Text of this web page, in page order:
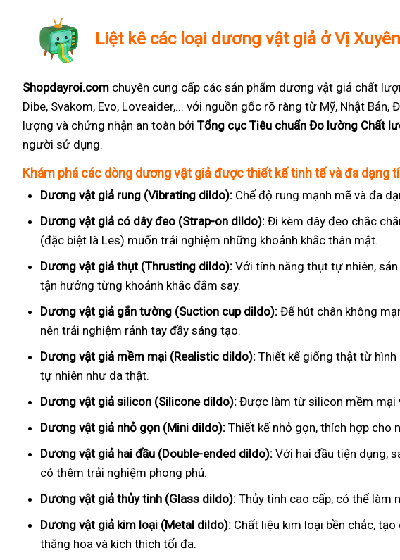
Liệt kê các loại dương vật giả ở Vị
Shopdayroi.com chuyên cung cấp các sản phẩm dương vật giả chất
Dibe, Svakom, Evo, Loveaider,... với nguồn gốc rõ ràng từ Mỹ, Nhật
lượng và chứng nhận an toàn bởi Tổng cục Tiêu chuẩn Đo lường Chất
người sử dụng.
Khám phá các dòng dương vật giả được thiết kế tinh tế và đa dạng
Dương vật giả rung (Vibrating dildo): Chế độ rung mạnh mẽ và đa
Dương vật giả có dây đeo (Strap-on dildo): Đi kèm dây đeo chắc
(đặc biệt là Les) muốn trải nghiệm những khoảnh khắc thân mật.
Dương vật giả thụt (Thrusting dildo): Với tính năng thụt tự nhiên,
tận hưởng từng khoảnh khắc đắm say.
Dương vật giả gắn tường (Suction cup dildo): Đế hút chân không
nên trải nghiệm rảnh tay đầy sáng tạo.
Dương vật giả mềm mại (Realistic dildo): Thiết kế giống thật từ
tự nhiên như da thật.
Dương vật giả silicon (Silicone dildo): Được làm từ silicon mềm mại
Dương vật giả nhỏ gọn (Mini dildo): Thiết kế nhỏ gọn, thích hợp cho
Dương vật giả hai đầu (Double-ended dildo): Với hai đầu tiện dụng,
có thêm trải nghiệm phong phú.
Dương vật giả thủy tinh (Glass dildo): Thủy tinh cao cấp, có thể làm
Dương vật giả kim loại (Metal dildo): Chất liệu kim loại bền chắc,
thăng hoa và kích thích tối đa.